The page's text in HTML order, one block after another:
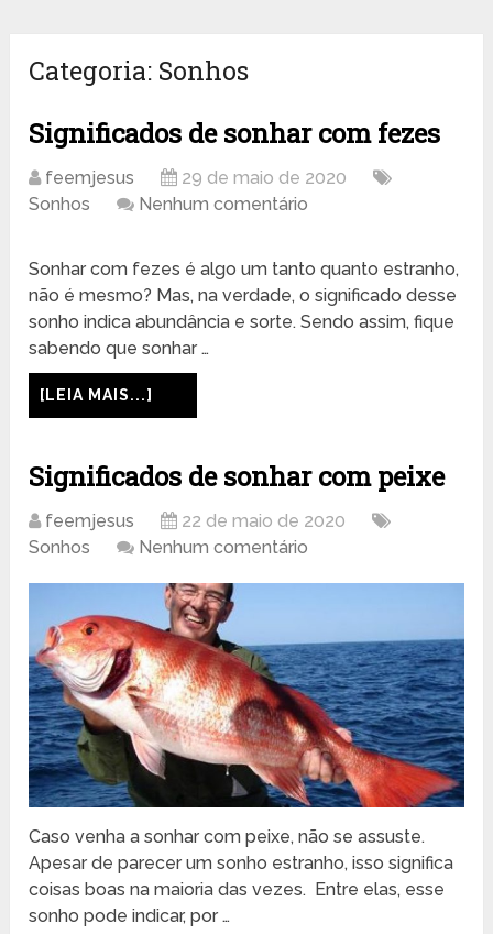
Categoria: Sonhos
Significados de sonhar com fezes
feemjesus
29 de maio de 2020
Sonhos
Nenhum comentário
Sonhar com fezes é algo um tanto quanto estranho,
não é mesmo? Mas, na verdade, o significado desse
sonho indica abundância e sorte. Sendo assim, fique
sabendo que sonhar …
[LEIA MAIS...]
Significados de sonhar com peixe
feemjesus
22 de maio de 2020
Sonhos
Nenhum comentário
Caso venha a sonhar com peixe, não se assuste.
Apesar de parecer um sonho estranho, isso significa
coisas boas na maioria das vezes. Entre elas, esse
sonho pode indicar, por …